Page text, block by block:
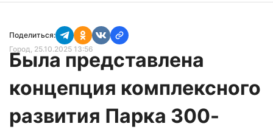
Поделиться:
Город, 25.10.2025 13:56
Была представлена
концепция комплексного
развития Парка 300-